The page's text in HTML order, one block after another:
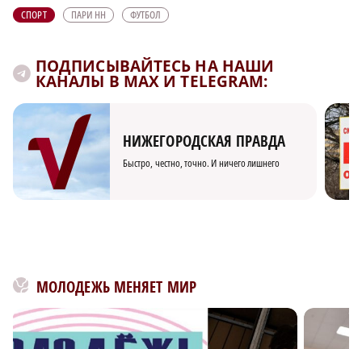
СПОРТ ПАРИ НН ФУТБОЛ
ПОДПИСЫВАЙТЕСЬ НА НАШИ
КАНАЛЫ В MAX И TELEGRAM:
НИЖЕГОРОДСКАЯ ПРАВДА
Быстро, честно, точно. И ничего лишнего
МОЛОДЕЖЬ МЕНЯЕТ МИР